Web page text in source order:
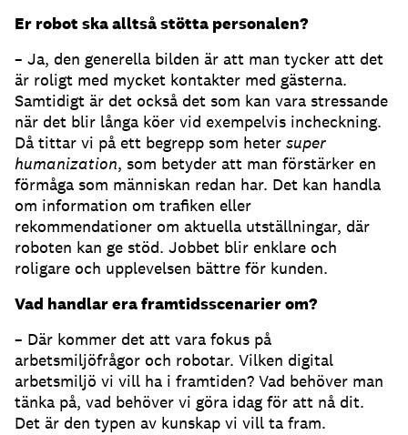
Er robot ska alltså stötta personalen?
– Ja, den generella bilden är att man tycker att det
är roligt med mycket kontakter med gästerna.
Samtidigt är det också det som kan vara stressande
när det blir långa köer vid exempelvis incheckning.
Då tittar vi på ett begrepp som heter super
humanization, som betyder att man förstärker en
förmåga som människan redan har. Det kan handla
om information om trafiken eller
rekommendationer om aktuella utställningar, där
roboten kan ge stöd. Jobbet blir enklare och
roligare och upplevelsen bättre för kunden.
Vad handlar era framtidsscenarier om?
– Där kommer det att vara fokus på
arbetsmiljöfrågor och robotar. Vilken digital
arbetsmiljö vi vill ha i framtiden? Vad behöver man
tänka på, vad behöver vi göra idag för att nå dit.
Det är den typen av kunskap vi vill ta fram.